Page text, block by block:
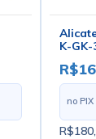
K-GK-
no